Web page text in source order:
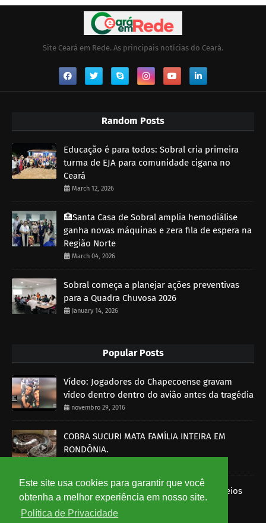
Este site usa cookies para garantir que você
obtenha a melhor experiência em nosso site.
Política de Privacidade
Site Ceará em Rede. As principais notícias do Ceará.
Random Posts
Educação é para todos: Sobral cria primeira
turma de EJA para comunidade cigana no
Ceará
March 12, 2026
🏥Santa Casa de Sobral amplia hemodiálise
ganha novas máquinas e zera fila de espera na
Região Norte
March 04, 2026
Sobral começa a planejar ações preventivas
para a Quadra Chuvosa 2026
January 14, 2026
Popular Posts
Vídeo: Jogadores do Chapecoense gravam
vídeo dentro dentro do avião antes da tragédia
novembro 29, 2016
COBRA SUCURI MATA FAMÍLIA INTEIRA EM
RONDÔNIA.
Imagens mostram funcionários dos Correios
roubando encomendas
agosto 07, 2014